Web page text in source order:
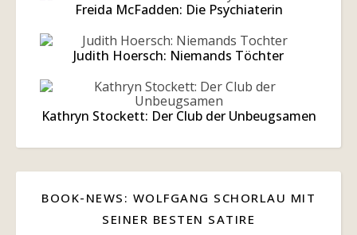
Freida McFadden: Die Psychiaterin
Judith Hoersch: Niemands Töchter
Kathryn Stockett: Der Club der Unbeugsamen
BOOK-NEWS: WOLFGANG SCHORLAU MIT
SEINER BESTEN SATIRE